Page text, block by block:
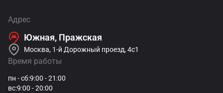
Адрес
Южная, Пражская
Москва, 1-й Дорожный проезд, 4с1
Время работы
пн - сб:9:00 - 21:00
вс:9:00 - 20:00